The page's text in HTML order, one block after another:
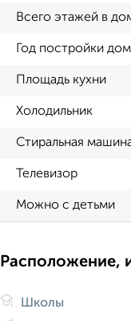
Всего этажей в
Год постройки
Площадь кухни
Холодильник
Стиральная
Телевизор
Можно с детьми
Расположение,
Школы